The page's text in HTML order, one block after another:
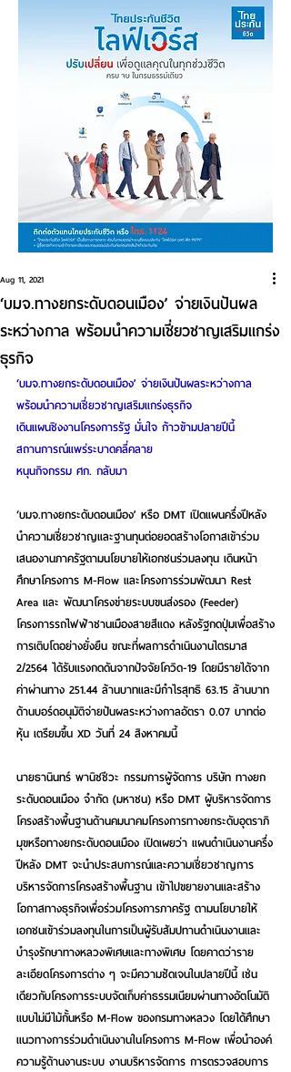
‘บมจ.ทางยกระดับดอนเมือง’ จ่ายเงินปันผล
ระหว่างกาล พร้อมนำความเชี่ยวชาญเสริมแกร่ง
ธุรกิจ
Aug 11, 2021
‘บมจ.ทางยกระดับดอนเมือง’ จ่ายเงินปันผลระหว่างกาล
พร้อมนำความเชี่ยวชาญเสริมแกร่งธุรกิจ
เดินแผนชิงงานโครงการรัฐ มั่นใจ ก้าวข้ามปลายปีนี้
สถานการณ์แพร่ระบาดคลี่คลาย
หนุนกิจกรรม ศก. กลับมา
‘บมจ.ทางยกระดับดอนเมือง’ หรือ DMT เปิดแผนครึ่งปีหลัง
นำความเชี่ยวชาญและฐานทุนต่อยอดสร้างโอกาสเข้าร่วม
เสนองานภาครัฐตามนโยบายให้เอกชนร่วมลงทุน เดินหน้า
ศึกษาโครงการ M-Flow และโครงการร่วมพัฒนา Rest
Area และ พัฒนาโครงข่ายระบบขนส่งรอง (Feeder)
โครงการรถไฟฟ้าชานเมืองสายสีแดง หลังรัฐกดปุ่มเพื่อสร้าง
การเติบโตอย่างยั่งยืน ขณะที่ผลการดำเนินงานไตรมาส
2/2564 ได้รับแรงกดดันจากปัจจัยโควิด-19 โดยมีรายได้จาก
ค่าผ่านทาง 251.44 ล้านบาทและมีกำไรสุทธิ 63.15 ล้านบาท
ด้านบอร์ดอนุมัติจ่ายปันผลระหว่างกาลอัตรา 0.07 บาทต่อ
หุ้น เตรียมขึ้น XD วันที่ 24 สิงหาคมนี้
นายธานินทร์ พานิชชีวะ กรรมการผู้จัดการ บริษัท ทางยก
ระดับดอนเมือง จำกัด (มหาชน) หรือ DMT ผู้บริหารจัดการ
โครงสร้างพื้นฐานด้านคมนาคมโครงการทางยกระดับอุตราภิ
มุขหรือทางยกระดับดอนเมือง เปิดเผยว่า แผนดำเนินงานครึ่ง
ปีหลัง DMT จะนำประสบการณ์และความเชี่ยวชาญการ
บริหารจัดการโครงสร้างพื้นฐาน เข้าไปขยายงานและสร้าง
โอกาสทางธุรกิจเพื่อร่วมโครงการภาครัฐ ตามนโยบายให้
เอกชนเข้าร่วมลงทุนในการเป็นผู้รับสัมปทานดำเนินงานและ
บำรุงรักษาทางหลวงพิเศษและทางพิเศษ โดยคาดว่าราย
ละเอียดโครงการต่าง ๆ จะมีความชัดเจนในปลายปีนี้ เช่น
เดียวกับโครงการระบบจัดเก็บค่าธรรมเนียมผ่านทางอัตโนมัติ
แบบไม่มีไม้กั้นหรือ M-Flow ของกรมทางหลวง โดยได้ศึกษา
แนวทางการร่วมดำเนินงานในโครงการ M-Flow เพื่อนำองค์
ความรู้ด้านงานระบบ งานบริหารจัดการ การตรวจสอบการ